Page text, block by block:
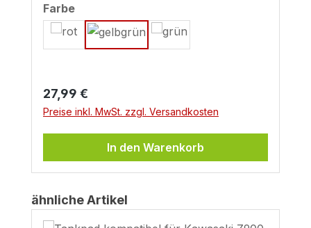
Farbeauswählen
Regulärer Preis:
27,99 €
Preise inkl. MwSt. zzgl. Versandkosten
In den Warenkorb
Produktgalerie überspringen
ähnliche Artikel